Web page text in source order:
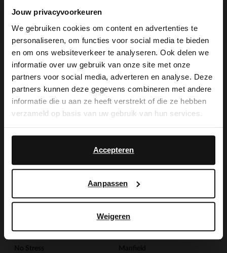
Jouw privacyvoorkeuren
We gebruiken cookies om content en advertenties te
personaliseren, om functies voor social media te bieden
en om ons websiteverkeer te analyseren. Ook delen we
informatie over uw gebruik van onze site met onze
partners voor social media, adverteren en analyse. Deze
partners kunnen deze gegevens combineren met andere
informatie die u aan ze heeft verstrekt of die ze hebben
verzameld op basis van uw gebruik van hun services.
Accepteren
Aanpassen
Weigeren
Manfield
Braune Veloursleder-Sneaker
129.99
Manfield
119.99
No Stress Manfield
-60%
×
View this website in English?
It looks like your language isn't Dutch. Would
you like to switch to English?
English